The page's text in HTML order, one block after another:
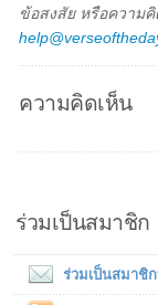
ข้อสงสัย หรือความ
ความคิดเห็น
ร่วมเป็นสมาชิก
ร่วมเป็นสมาชิ